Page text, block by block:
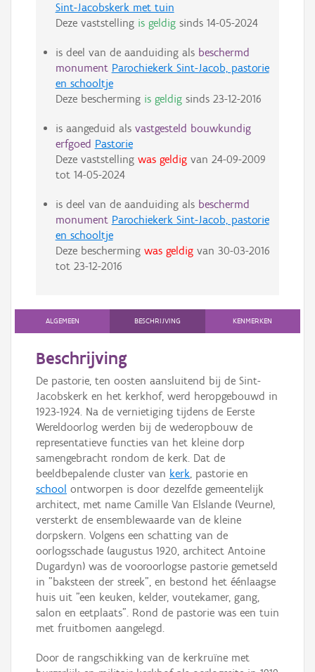
Sint-Jacobskerk met tuin
Deze vaststelling is geldigsinds 14-05-2024
is deel van de aanduiding als beschermd
monument Parochiekerk Sint-Jacob, pastorie
en schooltje
Deze bescherming is geldigsinds 23-12-2016
is aangeduid als vastgesteld bouwkundig
erfgoed Pastorie
Deze vaststelling was geldigvan 24-09-2009
tot 14-05-2024
is deel van de aanduiding als beschermd
monument Parochiekerk Sint-Jacob, pastorie
en schooltje
Deze bescherming was geldigvan 30-03-2016
tot 23-12-2016
ALGEMEEN BESCHRIJVING KENMERKEN
Beschrijving
De pastorie, ten oosten aansluitend bij de Sint-
Jacobskerk en het kerkhof, werd heropgebouwd in
1923-1924. Na de vernietiging tijdens de Eerste
Wereldoorlog werden bij de wederopbouw de
representatieve functies van het kleine dorp
samengebracht rondom de kerk. Dat de
beeldbepalende cluster van kerk, pastorie en
school ontworpen is door dezelfde gemeentelijk
architect, met name Camille Van Elslande (Veurne),
versterkt de ensemblewaarde van de kleine
dorpskern. Volgens een schatting van de
oorlogsschade (augustus 1920, architect Antoine
Dugardyn) was de vooroorlogse pastorie gemetseld
in "baksteen der streek", en bestond het éénlaagse
huis uit "een keuken, kelder, voutekamer, gang,
salon en eetplaats". Rond de pastorie was een tuin
met fruitbomen aangelegd.
Door de rangschikking van de kerkruïne met